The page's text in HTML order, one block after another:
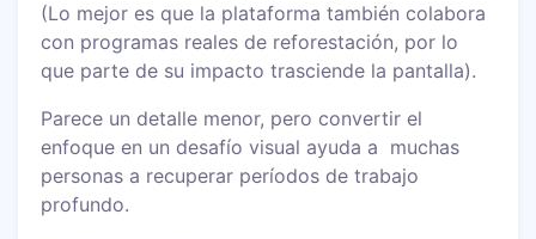
(Lo mejor es que la plataforma también colabora
con programas reales de reforestación, por lo
que parte de su impacto trasciende la pantalla).
Parece un detalle menor, pero convertir el
enfoque en un desafío visual ayuda a muchas
personas a recuperar períodos de trabajo
profundo.